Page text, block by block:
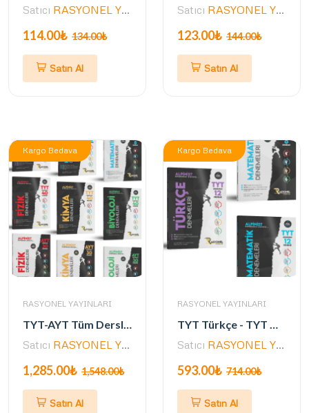
Satıcı RASYONEL YAYINLARI
114.00₺ 134.00₺
Satın Al
Satıcı RASYONEL YAYINLARI
123.00₺ 144.00₺
Satın Al
Kargo Bedava
RASYONEL YAYINLARI
TYT-AYT Tüm Dersler AŞAMALI Deneme Seti (Müfredata Uygun - 242 Deneme- ÖSYM Ayarında)
Satıcı RASYONEL YAYINLARI
1,285.00₺ 1,548.00₺
Satın Al
Kargo Bedava
RASYONEL YAYINLARI
TYT Türkçe - TYT Matematik - AYT Matematik Denemeler (3 Kitap- 32 Aşamalı Deneme)
Satıcı RASYONEL YAYINLARI
593.00₺ 714.00₺
Satın Al